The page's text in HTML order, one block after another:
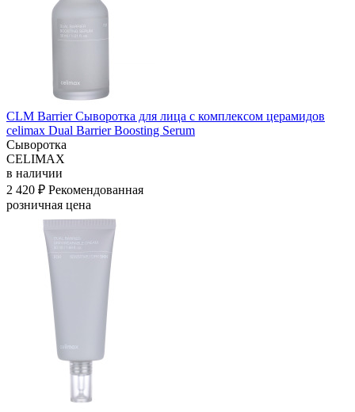
CLM Barrier Сыворотка для лица с комплексом церамидов
celimax Dual Barrier Boosting Serum
Сыворотка
CELIMAX
в наличии
2 420 ₽ Рекомендованная
розничная цена